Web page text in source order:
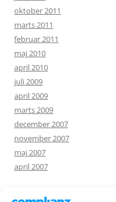
oktober 2011
marts 2011
februar 2011
maj 2010
april 2010
juli 2009
april 2009
marts 2009
december 2007
november 2007
maj 2007
april 2007